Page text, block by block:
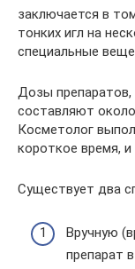
заключается в
тонких игл на
специальные
Дозы
составляют
Косметолог
короткое время, и
Существует два
Вручную
препарат